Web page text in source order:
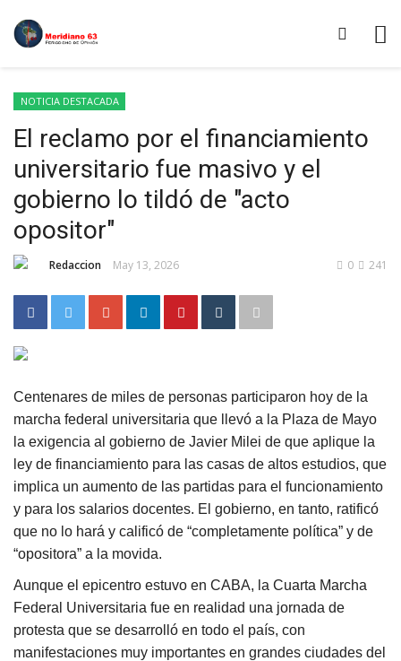
NOTICIA DESTACADA
El reclamo por el financiamiento
universitario fue masivo y el
gobierno lo tildó de "acto
opositor"
Redaccion May 13, 2026 241
0
Centenares de miles de personas participaron hoy de la
marcha federal universitaria que llevó a la Plaza de Mayo
la exigencia al gobierno de Javier Milei de que aplique la
ley de financiamiento para las casas de altos estudios, que
implica un aumento de las partidas para el funcionamiento
y para los salarios docentes. El gobierno, en tanto, ratificó
que no lo hará y calificó de “completamente política” y de
“opositora” a la movida.
Aunque el epicentro estuvo en CABA, la Cuarta Marcha
Federal Universitaria fue en realidad una jornada de
protesta que se desarrolló en todo el país, con
manifestaciones muy importantes en grandes ciudades del